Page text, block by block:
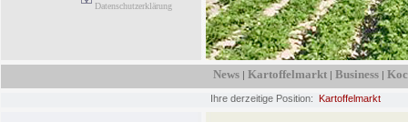
Datenschutzerklärung
News | Kartoffelmarkt | Business |
Ihre derzeitige Position: Kartoffelmarkt